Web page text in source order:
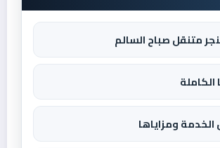
متنقل صباح السالم
الكاملة
ومزاياها